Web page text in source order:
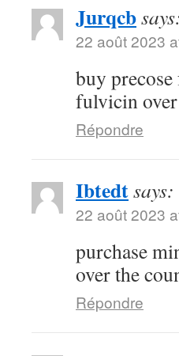
Jurqcb
22 août 2023
buy
fulvicin
Répondre
Ibtedtsays:
22 août 2023
purchase
over the
Répondre